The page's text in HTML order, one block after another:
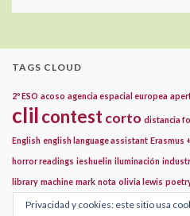
TAGS CLOUD
2º ESO acoso agencia espacial europea
clilcontestcorto distancia
English english language assistant Erasmus +
horror readings ieshuelin iluminación
library machine mark nota olivia lewis
station Programación programming
Privacidad y cookies: este sitio usa